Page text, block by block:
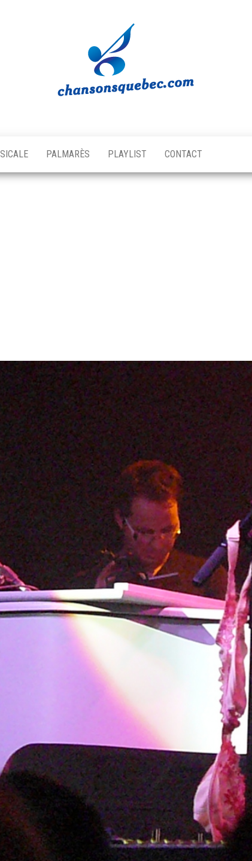
Québec
musicale
québécoise!
PALMARÈS PLAYLIST CONTACT